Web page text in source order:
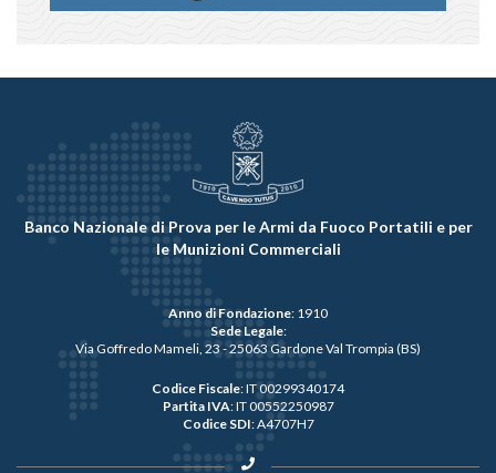
Banco Nazionale di Prova per le Armi da Fuoco Portatili e per
le Munizioni Commerciali
Anno di Fondazione: 1910
Sede Legale:
Via Goffredo Mameli, 23 - 25063 Gardone Val Trompia (BS)
Codice Fiscale: IT 00299340174
Partita IVA: IT 00552250987
Codice SDI: A4707H7